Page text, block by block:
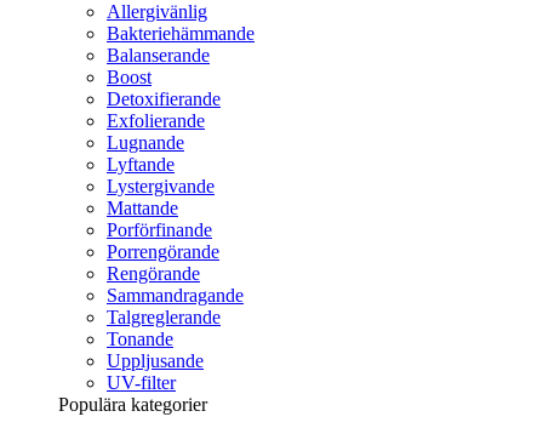
Allergivänlig
Bakteriehämmande
Balanserande
Boost
Detoxifierande
Exfolierande
Lugnande
Lyftande
Lystergivande
Mattande
Porförfinande
Porrengörande
Rengörande
Sammandragande
Talgreglerande
Tonande
Uppljusande
UV-filter
Populära kategorier